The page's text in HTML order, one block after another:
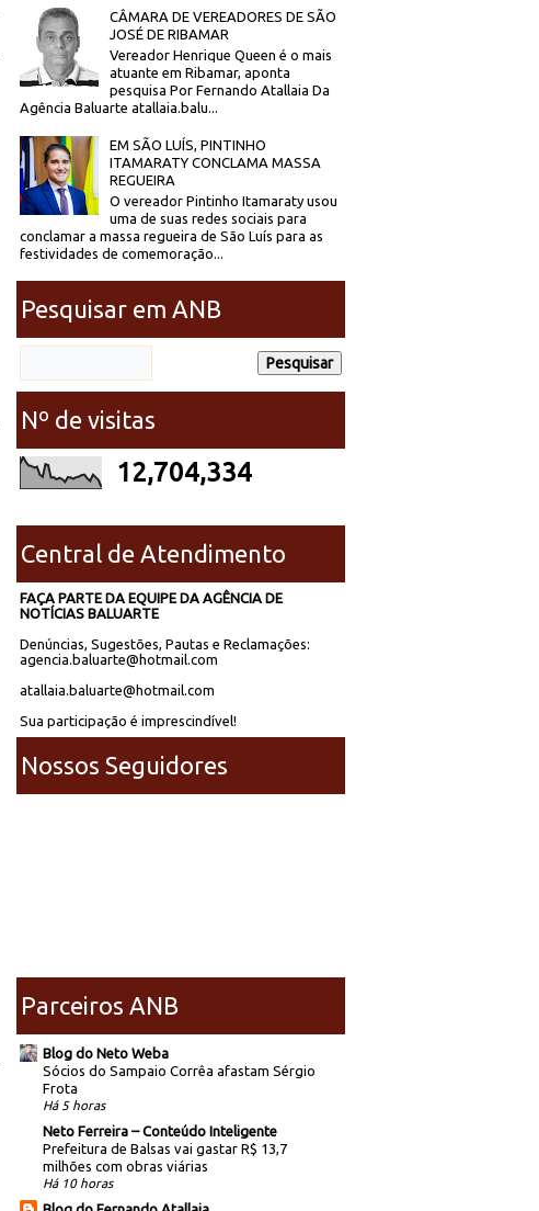
CÂMARA DE VEREADORES DE SÃO
JOSÉ DE RIBAMAR
Vereador Henrique Queen é o mais
atuante em Ribamar, aponta
pesquisa Por Fernando Atallaia Da
Agência Baluarte atallaia.balu...
EM SÃO LUÍS, PINTINHO
ITAMARATY CONCLAMA MASSA
REGUEIRA
O vereador Pintinho Itamaraty usou
uma de suas redes sociais para
conclamar a massa regueira de São Luís para as
festividades de comemoração...
Pesquisar em ANB
Nº de visitas
12,704,334
Central de Atendimento
FAÇA PARTE DA EQUIPE DA AGÊNCIA DE
NOTÍCIAS BALUARTE
Denúncias, Sugestões, Pautas e Reclamações:
agencia.baluarte@hotmail.com
atallaia.baluarte@hotmail.com
Sua participação é imprescindível!
Nossos Seguidores
Parceiros ANB
Blog do Neto Weba
Sócios do Sampaio Corrêa afastam Sérgio
Frota
Há 5 horas
Neto Ferreira – Conteúdo Inteligente
Prefeitura de Balsas vai gastar R$ 13,7
milhões com obras viárias
Há 10 horas